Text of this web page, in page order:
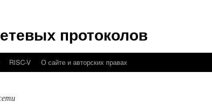
протоколов
RISC-V О сайте и авторских правах